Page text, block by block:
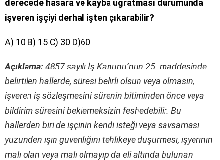
derecede hasara ve kayba uğratması durumunda
işveren işçiyi derhal işten çıkarabilir?
A) 10 B) 15 C) 30 D)60
Açıklama:4857 sayılı İş Kanunu’nun 25. maddesinde
belirtilen hallerde, süresi belirli olsun veya olmasın,
işveren iş sözleşmesini sürenin bitiminden önce veya
bildirim süresini beklemeksizin feshedebilir. Bu
hallerden biri de işçinin kendi isteği veya savsaması
yüzünden işin güvenliğini tehlikeye düşürmesi, işyerinin
malı olan veya malı olmayıp da eli altında bulunan